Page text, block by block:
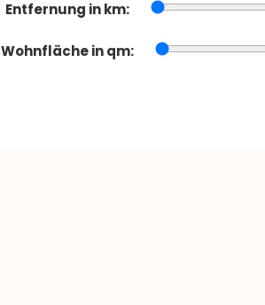
Entfernung in km:
Wohnfläche in qm: